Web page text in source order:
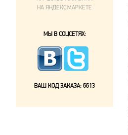
МЫ В СОЦСЕТЯХ:
ВАШ КОД ЗАКАЗА: 6613